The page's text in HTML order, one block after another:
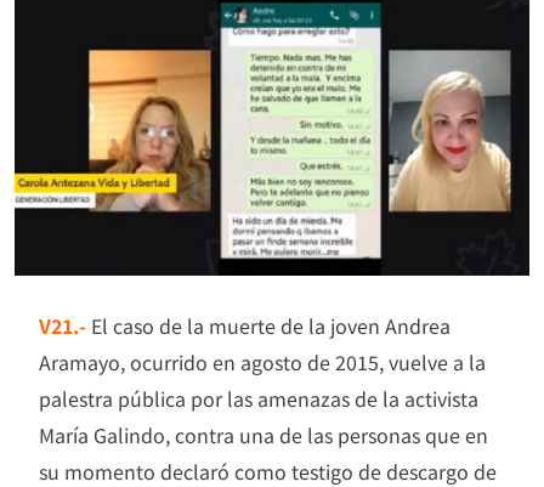
V21.- El caso de la muerte de la joven Andrea
Aramayo, ocurrido en agosto de 2015, vuelve a la
palestra pública por las amenazas de la activista
María Galindo, contra una de las personas que en
su momento declaró como testigo de descargo de